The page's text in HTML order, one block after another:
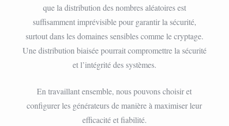
que la distribution des nombres aléatoires est
suffisamment imprévisible pour garantir la sécurité,
surtout dans les domaines sensibles comme le cryptage.
Une distribution biaisée pourrait compromettre la sécurité
et l’intégrité des systèmes.
En travaillant ensemble, nous pouvons choisir et
configurer les générateurs de manière à maximiser leur
efficacité et fiabilité.